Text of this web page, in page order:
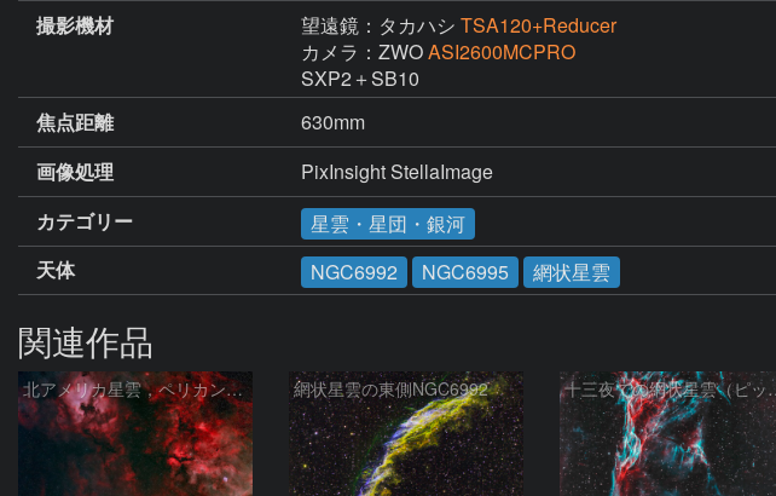
撮影機材
望遠鏡：タカハシ TSA120+Reducer
カメラ：ZWOASI2600MCPRO
SXP2＋SB10
焦点距離
630mm
画像処理
PixInsight StellaImage
カテゴリー
星雲・星団・銀河
天体
NGC6992 NGC6995 網状星雲
関連作品
北アメリカ星雲，ペリカン星雲，サドル付近，クレセント星雲，網状星雲・・・etc 網状星雲の東側NGC6992 十三夜での